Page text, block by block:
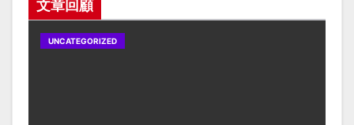
文章回顧
UNCATEGORIZED